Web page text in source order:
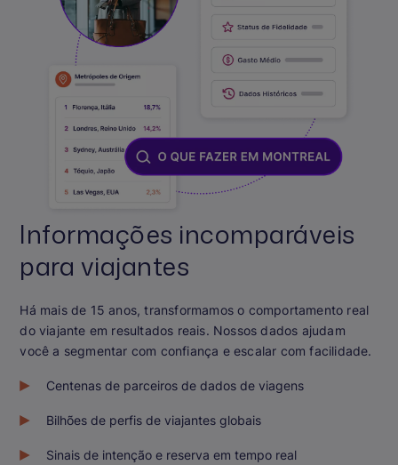
Informações incomparáveis
para viajantes
Há mais de 15 anos, transformamos o comportamento real
do viajante em resultados reais. Nossos dados ajudam
você a segmentar com confiança e escalar com facilidade.
Centenas de parceiros de dados de viagens
Bilhões de perfis de viajantes globais
Sinais de intenção e reserva em tempo real